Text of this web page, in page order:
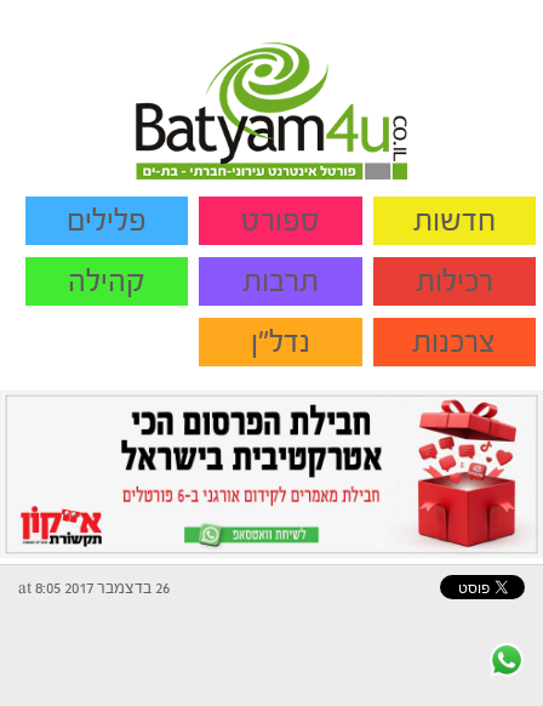
חדשות ספורט
פלילים
רכילות
תרבות
קהילה
צרכנות
נדל"ן
26 בדצמבר 2017 at 8:05